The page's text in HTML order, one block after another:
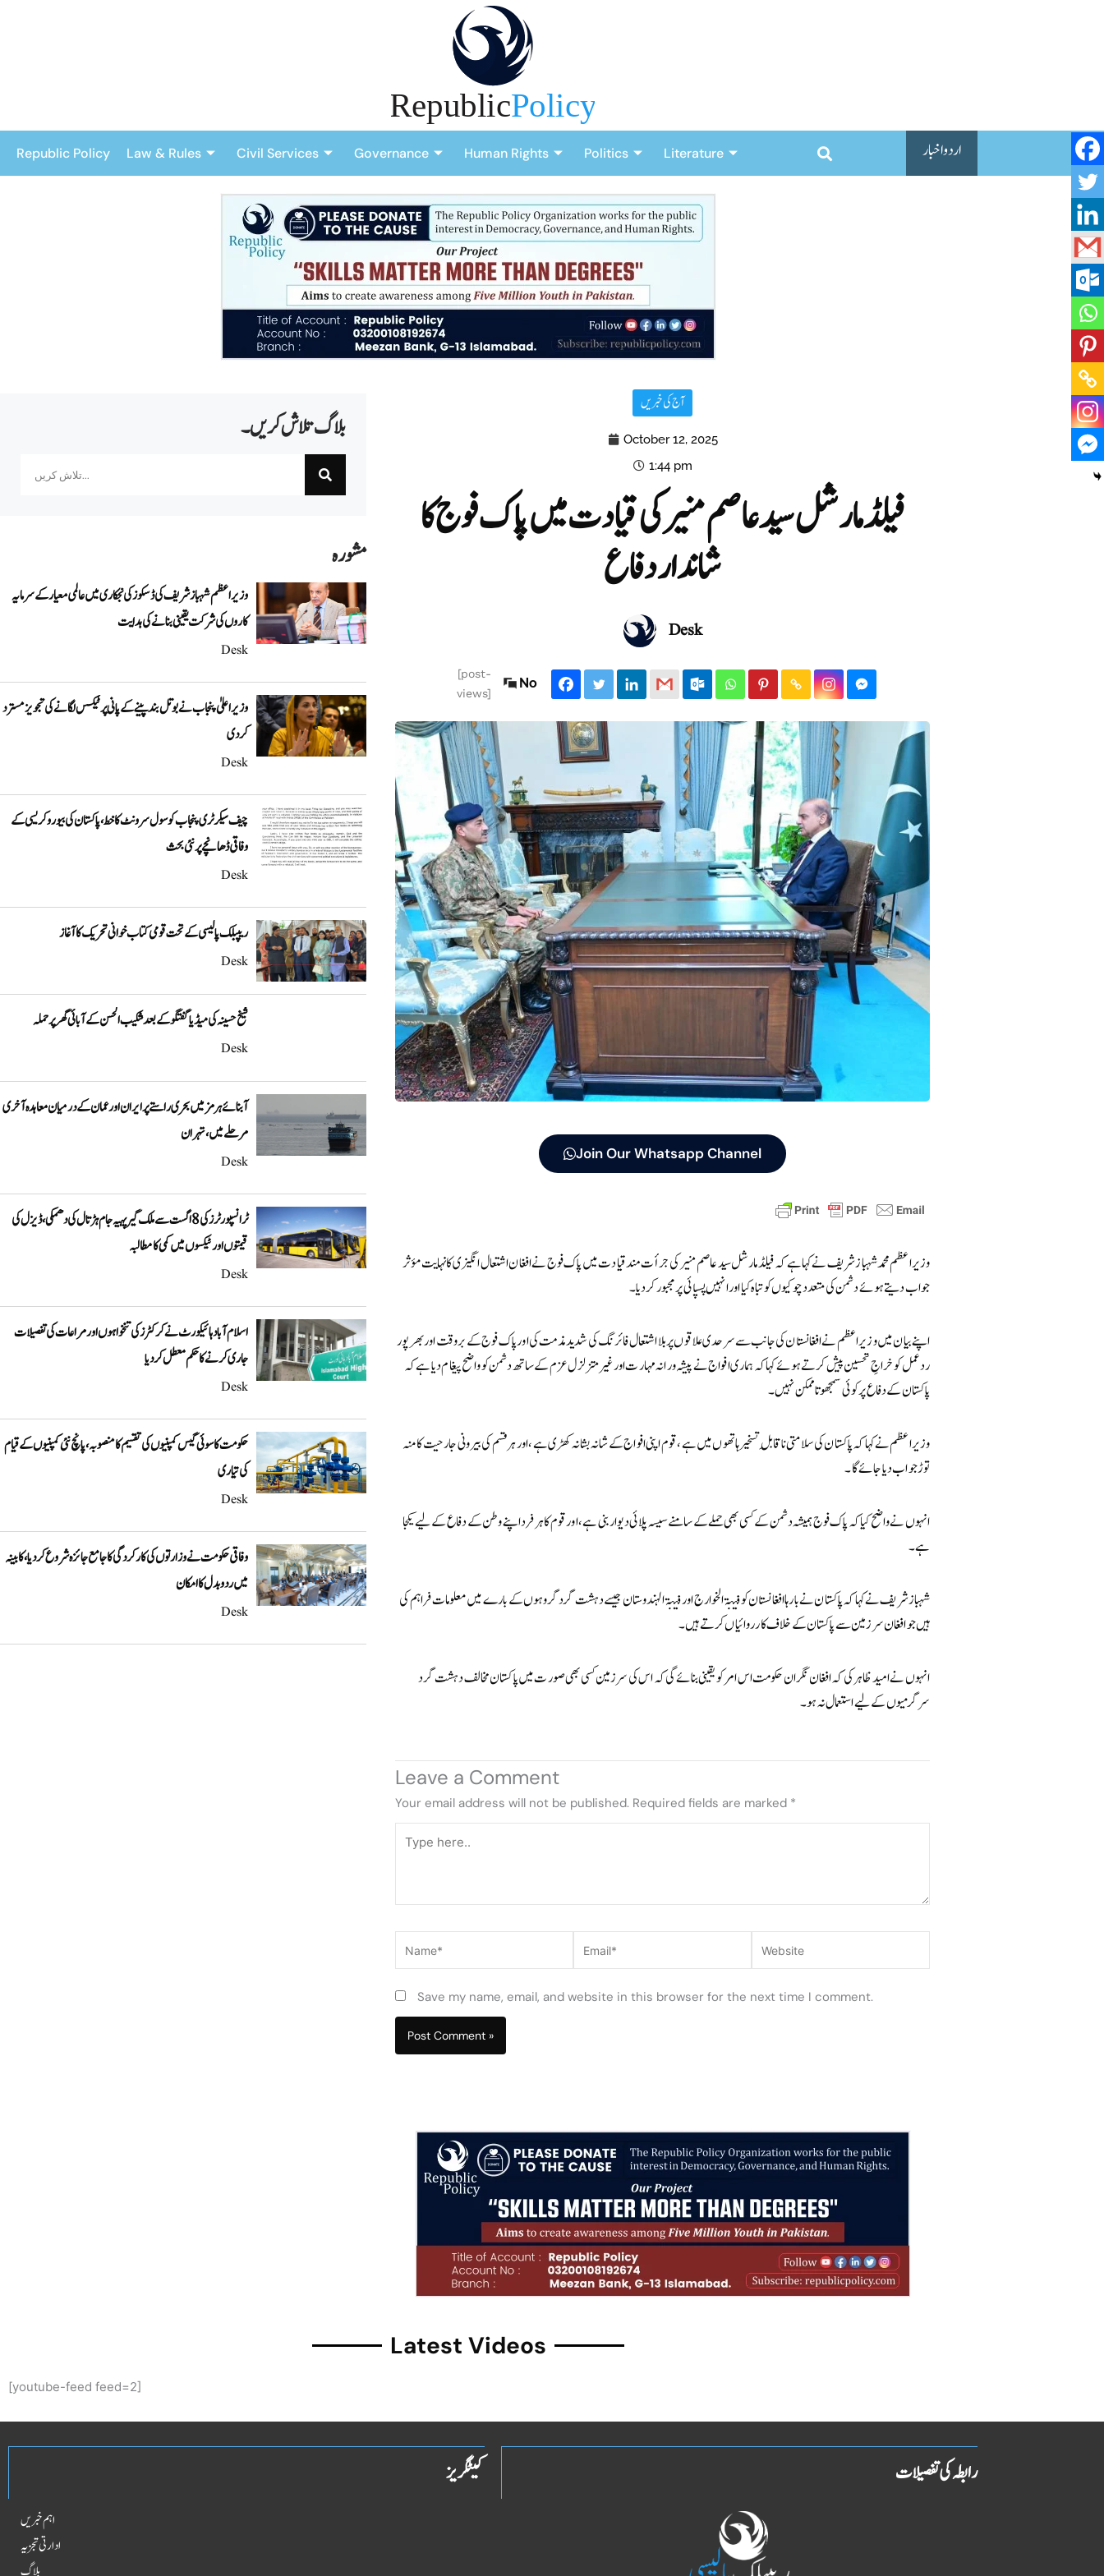
Republic Policy Law & Rules Civil Services Governance Human Rights Politics Literature اردو اخبار
بلاگ تلاش کریں۔
مشورہ
وزیراعظم شہباز شریف کی ڈسکوز کی نجکاری میں عالمی معیار کے سرمایہ
کاروں کی شرکت یقینی بنانے کی ہدایت
Desk
وزیراعلیٰ پنجاب نے بوتل بند پینے کے پانی پر ٹیکس لگانے کی تجویز مسترد
کر دی
Desk
چیف سیکرٹری پنجاب کو سول سرونٹ کا خط، پاکستان کی بیوروکریسی کے
وفاقی ڈھانچے پر نئی بحث
Desk
ریپبلک پالیسی کے تحت قومی کتاب خوانی تحریک کا آغاز
Desk
شیخ حسینہ کی میڈیا گفتگو کے بعد شکیب الحسن کے آبائی گھر پر حملہ
Desk
آبنائے ہرمز میں بحری راستے پر ایران اور عمان کے درمیان معاہدہ آخری
مرحلے میں، تہران
Desk
ٹرانسپورٹرز کی 8 اگست سے ملک گیر پہیہ جام ہڑتال کی دھمکی، ڈیزل کی
قیمتوں اور ٹیکسوں میں کمی کا مطالبہ
Desk
اسلام آباد ہائیکورٹ نے کرکٹرز کی تنخواہوں اور مراعات کی تفصیلات
جاری کرنے کا حکم معطل کر دیا
Desk
حکومت کا سوئی گیس کمپنیوں کی تقسیم کا منصوبہ، پانچ نئی کمپنیوں کے قیام
کی تیاری
Desk
وفاقی حکومت نے وزارتوں کی کارکردگی کا جامع جائزہ شروع کر دیا، کابینہ
میں ردوبدل کا امکان
Desk
آج کی خبریں
October 12, 2025
1:44 pm
فیلڈ مارشل سید عاصم منیر کی قیادت میں پاک فوج کا
شاندار دفاع
Desk
[post-
views]
No
Join Our Whatsapp Channel
وزیراعظم محمد شہباز شریف نے کہا ہے کہ فیلڈ مارشل سید عاصم منیر کی جرأت مند قیادت میں پاک فوج نے افغان اشتعال انگیزی کا نہایت مؤثر
جواب دیتے ہوئے دشمن کی متعدد چوکیوں کو تباہ کیا اور انہیں پسپائی پر مجبور کر دیا۔
اپنے بیان میں وزیراعظم نے افغانستان کی جانب سے سرحدی علاقوں پر بلا اشتعال فائرنگ کی شدید مذمت کی اور پاک فوج کے بروقت اور بھرپور
ردعمل کو خراجِ تحسین پیش کرتے ہوئے کہا کہ ہماری افواج نے پیشہ ورانہ مہارت اور غیر متزلزل عزم کے ساتھ دشمن کو واضح پیغام دیا ہے کہ
پاکستان کے دفاع پر کوئی سمجھوتا ممکن نہیں۔
وزیراعظم نے کہا کہ پاکستان کی سلامتی ناقابلِ تسخیر ہاتھوں میں ہے، قوم اپنی افواج کے شانہ بشانہ کھڑی ہے، اور ہر قسم کی بیرونی جارحیت کا منہ
توڑ جواب دیا جائے گا۔
انہوں نے واضح کیا کہ پاک فوج ہمیشہ دشمن کے کسی بھی حملے کے سامنے سیسہ پلائی دیوار بنی ہے، اور قوم کا ہر فرد اپنے وطن کے دفاع کے لیے یکجا
ہے۔
شہباز شریف نے کہا کہ پاکستان نے بارہا افغانستان کو فتنۃ الخوارج اور فتنۃ الہندوستان جیسے دہشت گرد گروہوں کے بارے میں معلومات فراہم کی
ہیں جو افغان سرزمین سے پاکستان کے خلاف کارروائیاں کرتے ہیں۔
انہوں نے امید ظاہر کی کہ افغان نگران حکومت اس امر کو یقینی بنائے گی کہ اس کی سرزمین کسی بھی صورت میں پاکستان مخالف دہشت گرد
سرگرمیوں کے لیے استعمال نہ ہو۔
Leave a Comment
Your email address will not be published. Required fields are marked *
here..
Save my name, email, and website in this browser for the next time I comment.
Latest Videos
[youtube-feed feed=2]
کیٹگریز
اہم خبریں
ادارتی تجزیہ
بلاگ
رابطہ کی تفصیلات